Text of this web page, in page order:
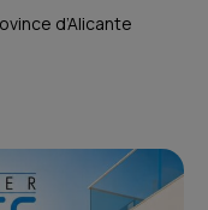
d’Alicante